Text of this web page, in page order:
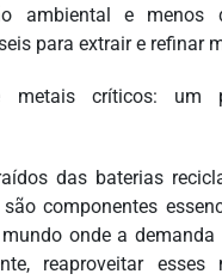
ambiental e menos
para extrair e refinar
metais críticos: um
das baterias
componentes
onde a
reaproveitar